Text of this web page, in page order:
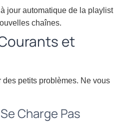
jour automatique de la playlist
chaînes.
et
des petits problèmes. Ne vous
Charge Pas